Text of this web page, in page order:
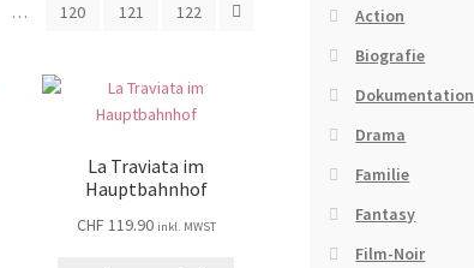
… 120 121 122
La Traviata im
Hauptbahnhof
CHF 119.90 inkl. MWST
Action
Biografie
Dokumentation
Drama
Familie
Fantasy
Film-Noir